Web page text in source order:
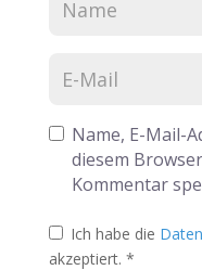
Name, E-Mail-
diesem
Kommentar
Ich habe die
akzeptiert. *